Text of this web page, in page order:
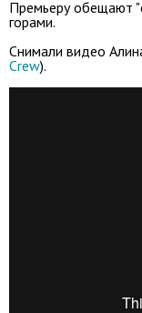
Премьеру обещают
горами.
Снимали видео
Crew).